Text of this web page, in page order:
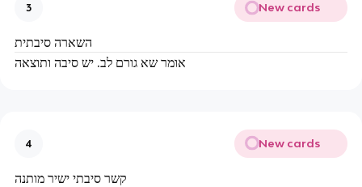
3 New cards
השארה סיבתית
אומר שא גורם לב. יש סיבה ותוצאה
4 New cards
קשר סיבתי ישיר מותנה